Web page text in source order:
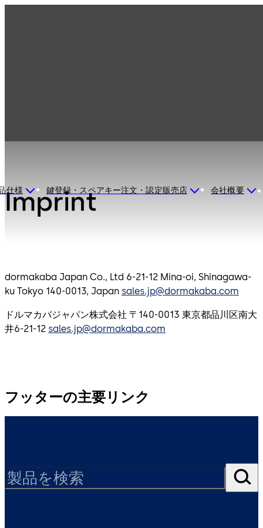
仕様 鍵登録・スペアキー注文・認定販売店 会社概要
Imprint
dormakaba Japan Co., Ltd 6-21-12 Mina-oi, Shinagawa-
ku Tokyo 140-0013, Japan sales.jp@dormakaba.com
ドルマカバジャパン株式会社 〒140-0013 東京都品川区南大
井6-21-12 sales.jp@dormakaba.com
フッターの主要リンク